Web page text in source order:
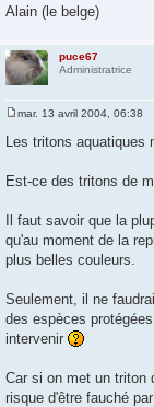
Alain (le belge)
puce67
Administratrice
s
g
mar. 13 avril 2004, 06:38
Les tritons
Est-ce des tritons de
Il faut savoir que la
qu'au moment de la
plus belles couleurs.
Seulement, il ne
des espèces
intervenir
Car si on met un triton
risque d'être fauché